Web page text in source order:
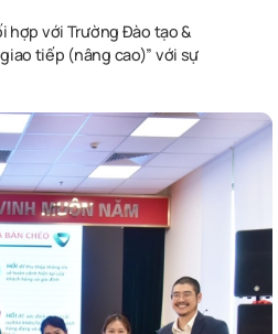
hợp với Trường Đào tạo &
tiếp (nâng cao)” với sự